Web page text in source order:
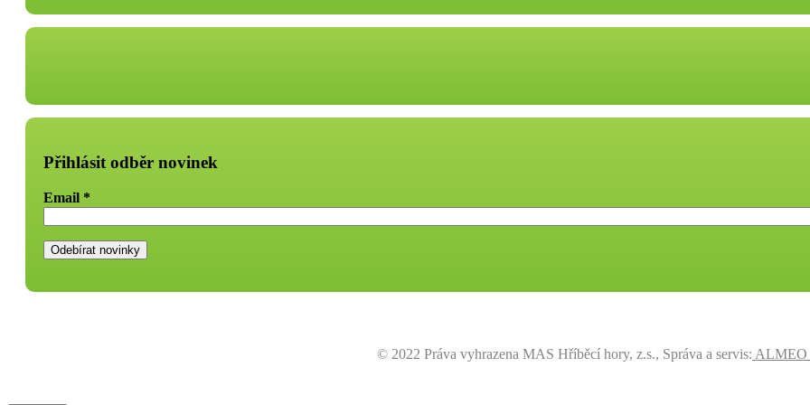
Přihlásit odběr novinek
Email *
© 2022 Práva vyhrazena MAS Hříběcí hory, z.s., Správa a servis: ALMEO